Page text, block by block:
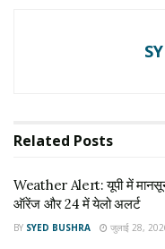
बारिश का
जुलाई 24,
Related Posts
Weather Alert: यूपी में
ऑरेंज और 24 में येलो अलर्ट
BY SYED BUSHRA जुलाई 28,